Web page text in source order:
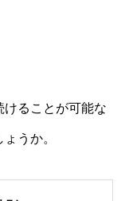
ることが可能な
うか。